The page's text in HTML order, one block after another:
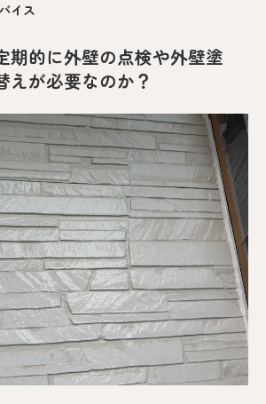
イス
期的に外壁の点検や外壁塗
えが必要なのか？